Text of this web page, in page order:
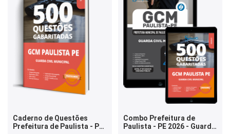
Caderno de Questões
Prefeitura de Paulista - PE
Combo Prefeitura de
Paulista - PE 2026 - Guarda